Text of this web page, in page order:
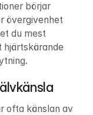
börjar
övergivenhet
du mest
hjärtskärande
ofta känslan av